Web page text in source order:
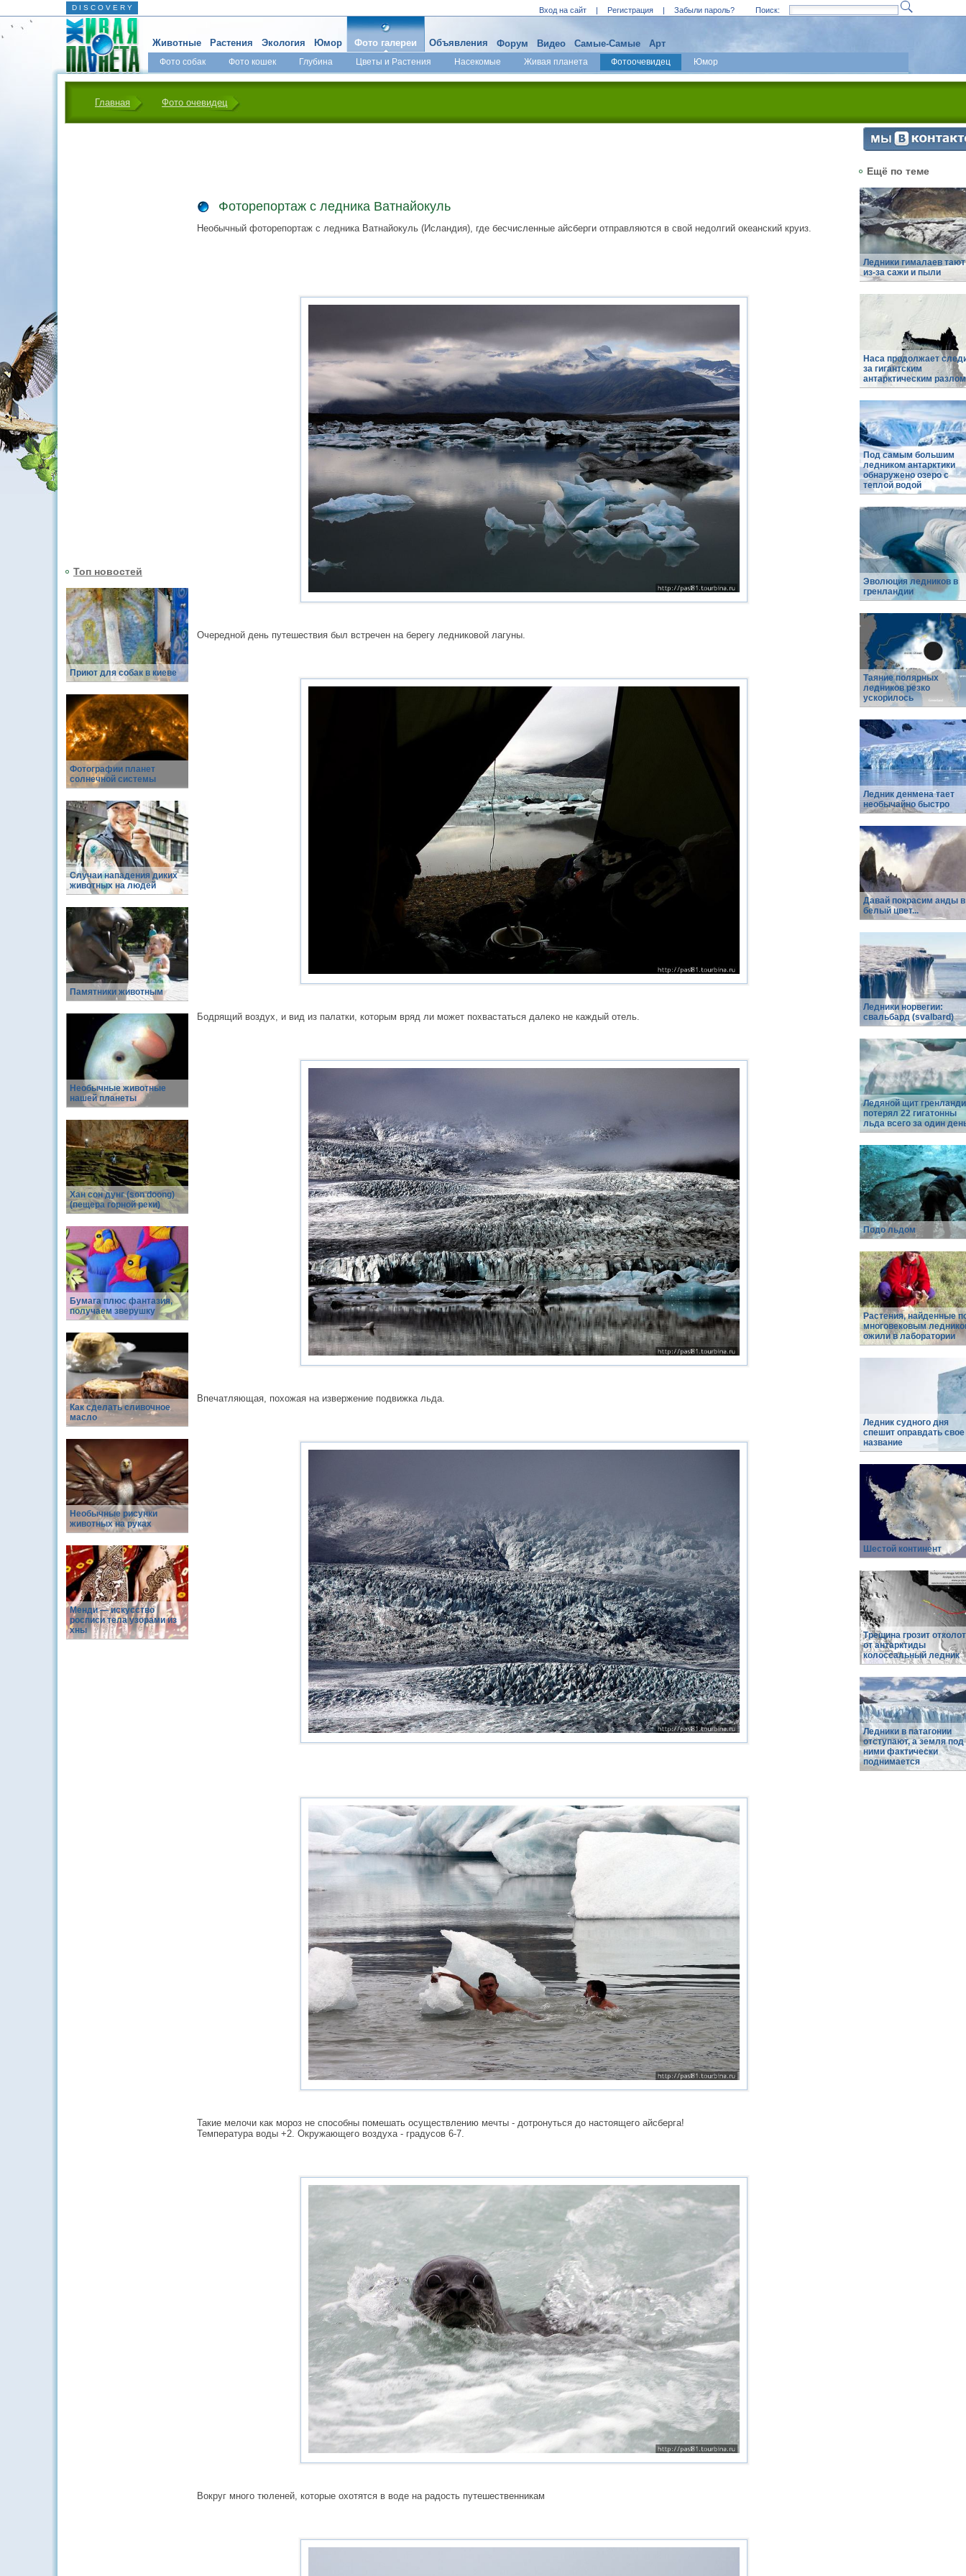
D I S C O V E R Y Вход на сайт | Регистрация | Забыли пароль? Поиск:
Животные Растения Экология Юмор Фото галереи
Фото собак Фото кошек Глубина Цветы и Растения Насекомые Живая планета Фотоочевидец Юмор
Объявления Форум Видео Самые-Самые Арт
Главная Фото очевидец
Топ новостей
Приют для собак в киеве
Фотографии планет
солнечной системы
Случаи нападения диких
животных на людей
Памятники животным
Необычные животные
нашей планеты
Хан сон дунг (son doong)
(пещера горной реки)
Бумага плюс фантазия,
получаем зверушку
Как сделать сливочное
масло
Необычные рисунки
животных на руках
Менди — искусство
росписи тела узорами из
хны
Фоторепортаж с ледника Ватнайокуль
Необычный фоторепортаж с ледника Ватнайокуль (Исландия), где бесчисленные айсберги отправляются в свой недолгий океанский круиз.
Очередной день путешествия был встречен на берегу ледниковой лагуны.
Бодрящий воздух, и вид из палатки, которым вряд ли может похвастаться далеко не каждый отель.
Впечатляющая, похожая на извержение подвижка льда.
Такие мелочи как мороз не способны помешать осуществлению мечты - дотронуться до настоящего айсберга!
Температура воды +2. Окружающего воздуха - градусов 6-7.
Вокруг много тюленей, которые охотятся в воде на радость путешественникам
Ещё по теме
Ледники гималаев тают
из-за сажи и пыли
Наса продолжает
за гигантским
антарктическим
Под самым большим
ледником антарктики
обнаружено озеро с
теплой водой
Эволюция ледников в
гренландии
Таяние полярных
ледников резко
ускорилось
Ледник денмена тает
необычайно быстро
Давай покрасим анды в
белый цвет...
Ледники норвегии:
свальбард (svalbard)
Ледяной щит
потерял 22 гигатонны
льда всего за один
Подо льдом
Растения, найденные
многовековым
ожили в лаборатории
Ледник судного дня
спешит оправдать свое
название
Шестой континент
Трещина грозит
от антарктиды
колоссальный ледник
Ледники в патагонии
отступают, а земля под
ними фактически
поднимается